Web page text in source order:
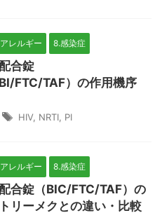
レルギー 8.感染症
合錠
FTC/TAF）の作用機序
HIV, NRTI PI
レルギー 8.感染症
合錠（BIC/FTC/TAF）の
リーメクとの違い・比較